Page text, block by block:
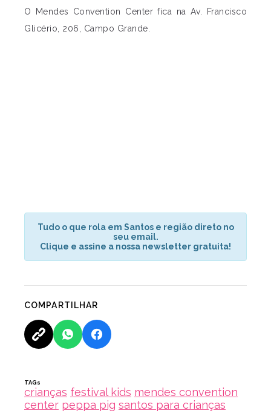
O Mendes Convention Center fica na Av. Francisco
Glicério, 206, Campo Grande.
Tudo o que rola em Santos e região direto no
seu email.
Clique e assine a nossa newsletter gratuita!
COMPARTILHAR
TAGs
crianças festival kids mendes convention
center peppa pig santos para crianças